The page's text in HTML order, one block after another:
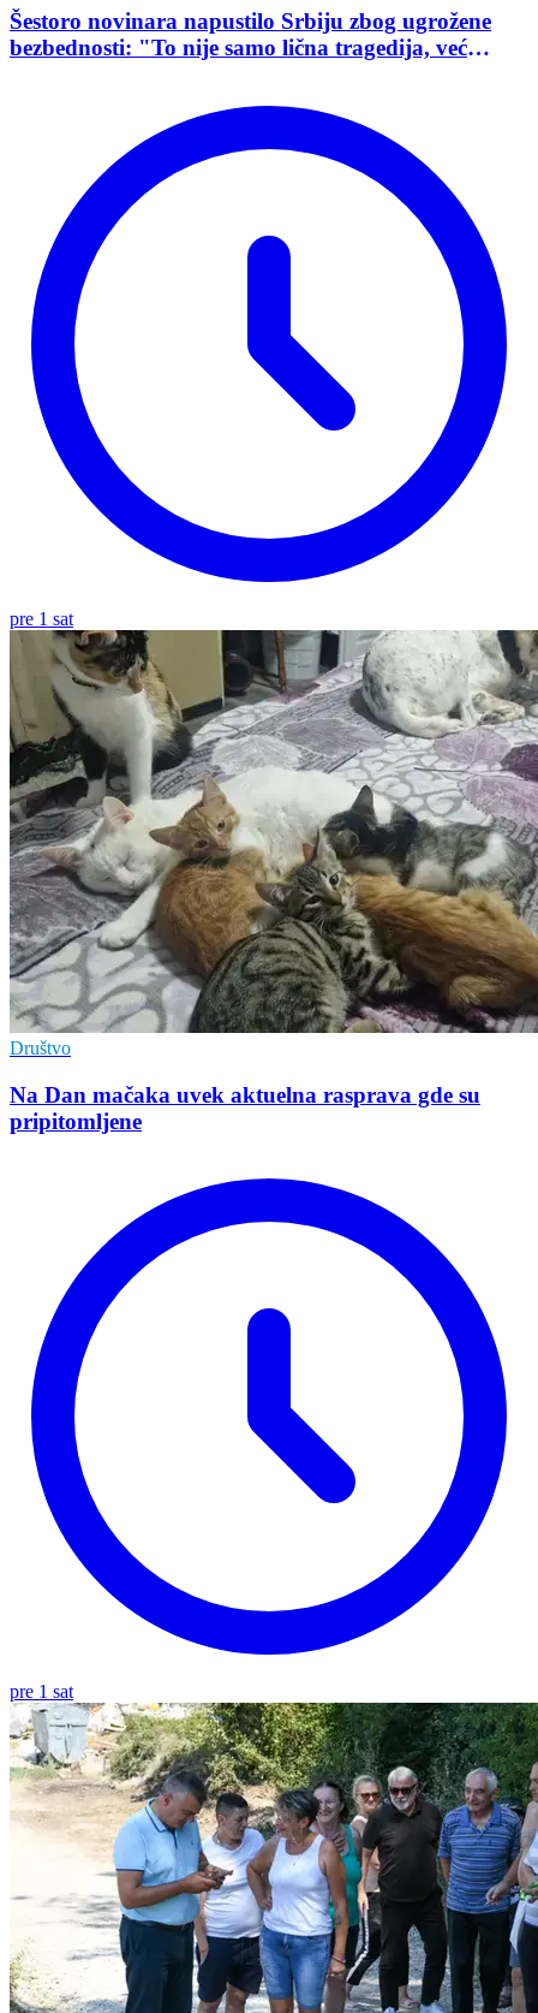
Šestoro novinara napustilo Srbiju zbog ugrožene
bezbednosti: "To nije samo lična tragedija, već
pre 1 sat
Društvo
Na Dan mačaka uvek aktuelna rasprava gde su
pripitomljene
pre 1 sat